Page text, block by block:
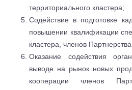
территориального кластера;
Содействие в подготовке
повышении квалификации
кластера, членов
Оказание содействия
выводе на рынок новых
кооперации членов